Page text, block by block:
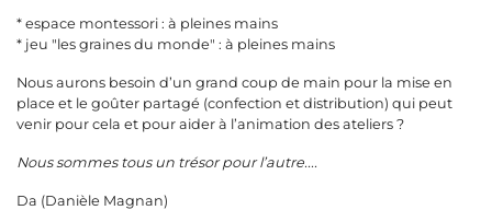
* espace montessori : à pleines mains
* jeu "les graines du monde" : à pleines mains
Nous aurons besoin d’un grand coup de main pour la mise en
place et le goûter partagé (confection et distribution) qui peut
venir pour cela et pour aider à l’animation des ateliers ?
Nous sommes tous un trésor pour l’autre....
Da (Danièle Magnan)